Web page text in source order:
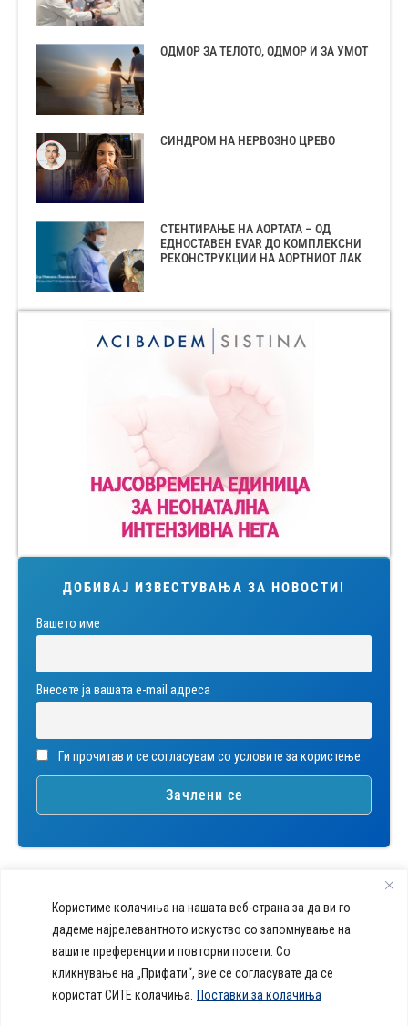
Користиме колачиња на нашата веб-страна за да ви го
дадеме најрелевантното искуство со запомнување на
вашите преференции и повторни посети. Со
кликнување на „Прифати“, вие се согласувате да се
користат СИТЕ колачиња. Поставки за колачиња
ОДМОР ЗА ТЕЛОТО, ОДМОР И ЗА УМОТ
СИНДРОМ НА НЕРВОЗНО ЦРЕВО
СТЕНТИРАЊЕ НА АОРТАТА – ОД
ЕДНОСТАВЕН EVAR ДО КОМПЛЕКСНИ
РЕКОНСТРУКЦИИ НА АОРТНИОТ ЛАК
ДОБИВАЈ ИЗВЕСТУВАЊА ЗА НОВОСТИ!
Вашето име
Внесете ја вашата е-mail адреса
Ги прочитав и се согласувам со условите за користење.
Daily Dose Of Health -
callcenter@acibademsistina.mk
+ 389 2 30 99 500